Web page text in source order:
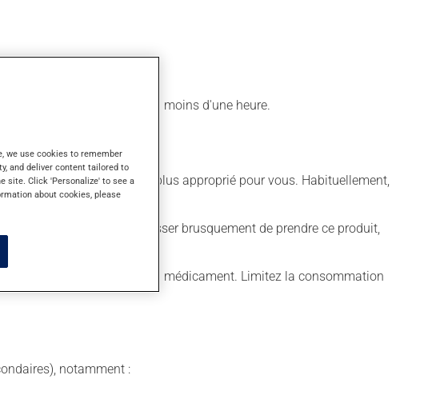
peut sentir son action en moins d'une heure.
horaire différent qui est plus approprié pour vous. Habituellement,
Il est déconseillé de cesser brusquement de prendre ce produit,
peut augmenter l'effet du médicament. Limitez la consommation
notamment :
we use cookies to remember
and deliver content tailored to
site. Click 'Personalize' to see a
about cookies, please